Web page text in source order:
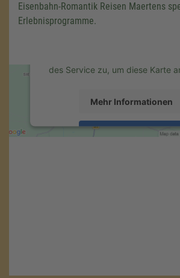
Eisenbahn-Romantik Reisen Maertens
Erlebnisprogramme.
Wir verwenden einen
Drittanbieters, um Karteninhalte
des Service zu, um diese Karte
Mehr Informationen